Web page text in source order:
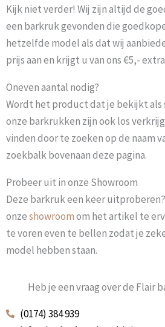
Kijk niet verder! Wij zijn altijd de
een barkruk gevonden die
hetzelfde model als dat wij
prijs aan en krijgt u van ons €5,-
Oneven aantal nodig?
Wordt het product dat je bekijkt als
onze barkrukken zijn ook los
vinden door te zoeken op de naam
zoekbalk bovenaan deze pagina.
Probeer uit in onze Showroom
Deze barkruk een keer
onzeshowroomom het artikel te
te voren even te bellen zodat je
model hebben staan.
Heb je een vraag over de Flair
(0174) 384 939